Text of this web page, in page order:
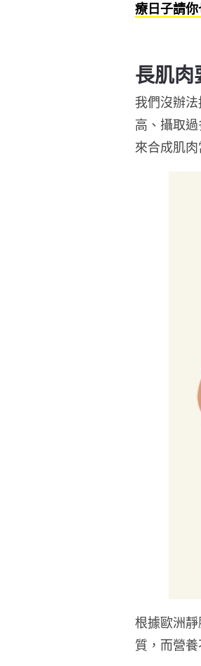
療日子請
長肌肉
我們沒辦
高、攝取
來合成肌
根據歐洲
質，而營